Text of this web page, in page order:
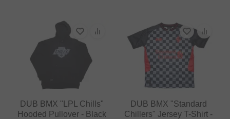
DUB BMX "LPL Chills"
Hooded Pullover - Black
DUB BMX "Standard
Chillers" Jersey T-Shirt -